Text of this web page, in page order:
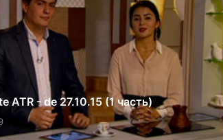
ATR - de 27.10.15 (1 часть)